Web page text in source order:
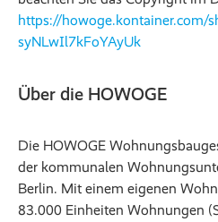
https://howoge.kontainer.com/
syNLwIl7kFoYAyUk
Über die HOWOGE
Die HOWOGE
der kommunalen
Berlin. Mit einem eigenen
83.000 Einheiten Wohnungen